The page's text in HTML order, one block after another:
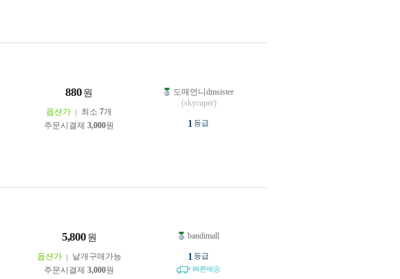
880 원
옵션가 최소 7개
주문시결제 3,000원
도매언니dmsister
(skycuper)
1 등급
5,800 원
옵션가
낱개구매가능
주문시결제 3,000원
bandimall
1 등급
빠른배송